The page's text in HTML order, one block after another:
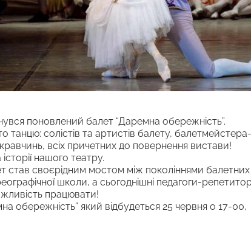
поновлений балет “Даремна обережність”.
танцю: солістів та артистів балету,
всіх причетних до повернення вистави!
нашого театру.
своєрідним мостом між поколіннями балетних
школи, а сьогоднішні педагоги-
працювати!
обережність” який відбудеться 25 червня о 17-